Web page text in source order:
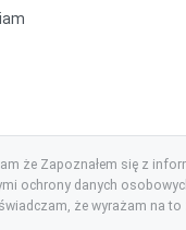
że Zapoznałem się z
ochrony danych
że wyrażam na to